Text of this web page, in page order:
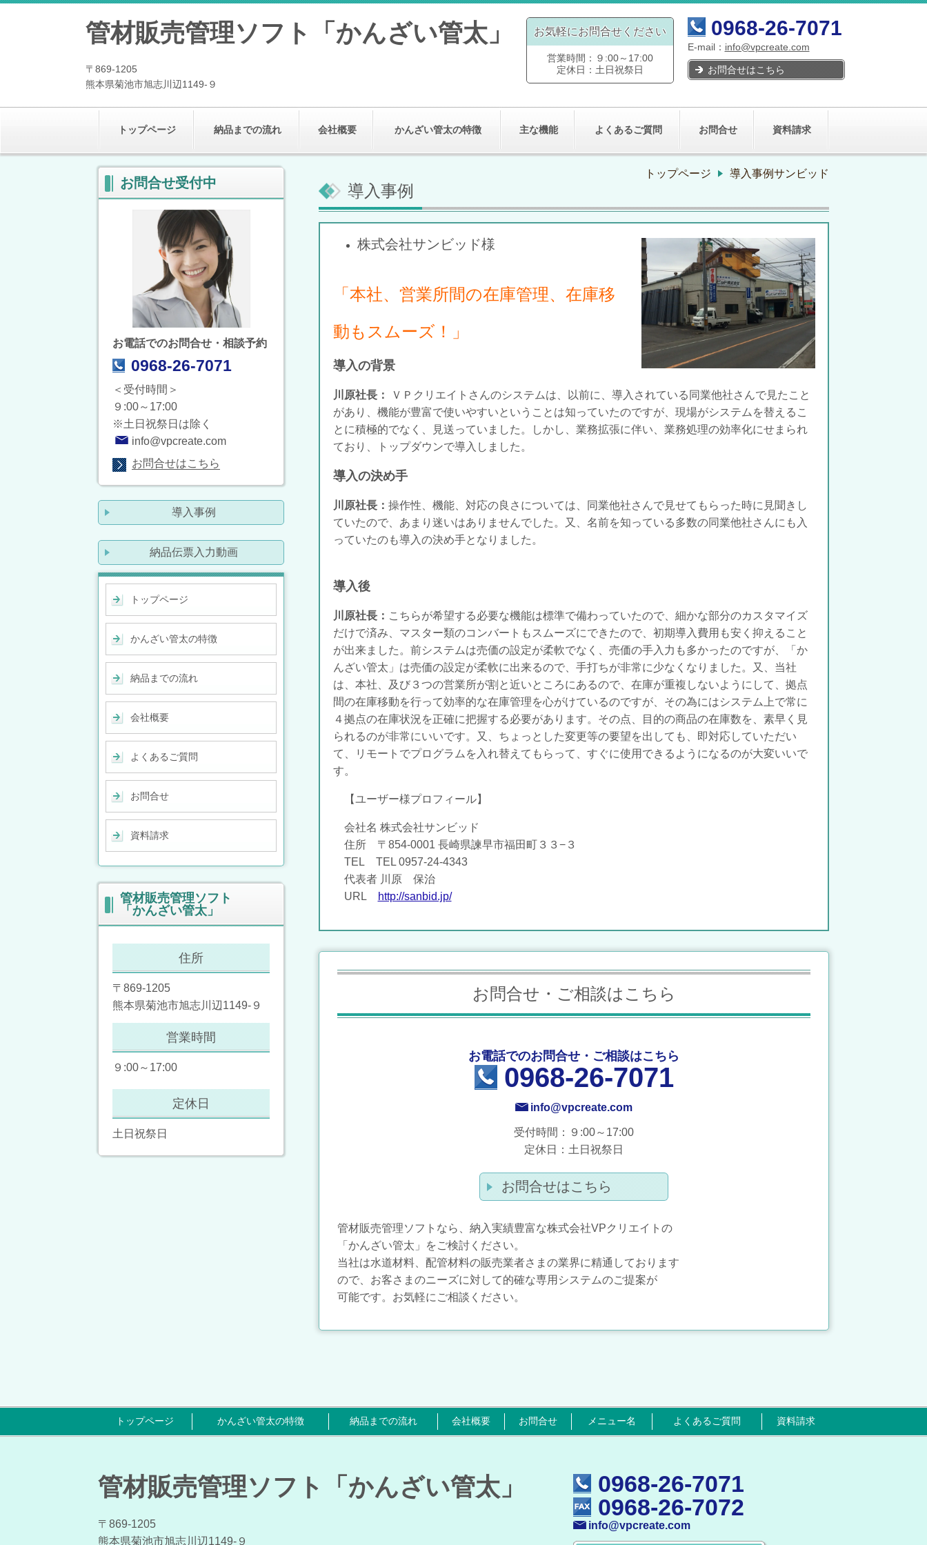
管材販売管理ソフト「かんざい管太」
〒869-1205
熊本県菊池市旭志川辺1149-９
お気軽にお問合せください
営業時間：９:00～17:00
定休日：土日祝祭日
0968-26-7071
E-mail： info@vpcreate.com
お問合せはこちら
トップページ 納品までの流れ 会社概要 かんざい管太の特徴 主な機能 よくあるご質問 お問合せ 資料請求
トップページ 導入事例サンビッド
導入事例
株式会社サンビッド様
「本社、営業所間の在庫管理、在庫移
動もスムーズ！」
導入の背景
川原社長：
ＶＰクリエイトさんのシステムは、以前に、導入されている同業他社さんで見たこと
があり、機能が豊富で使いやすいということは知っていたのですが、現場がシステムを替えるこ
とに積極的でなく、見送っていました。しかし、業務拡張に伴い、業務処理の効率化にせまられ
ており、トップダウンで導入しました。
導入の決め手
川原社長： 操作性、機能、対応の良さについては、同業他社さんで見せてもらった時に見聞きし
ていたので、あまり迷いはありませんでした。又、名前を知っている多数の同業他社さんにも入
っていたのも導入の決め手となりました。
導入後
川原社長： こちらが希望する必要な機能は標準で備わっていたので、細かな部分のカスタマイズ
だけで済み、マスター類のコンバートもスムーズにできたので、初期導入費用も安く抑えること
が出来ました。前システムは売価の設定が柔軟でなく、売価の手入力も多かったのですが、「か
んざい管太」は売価の設定が柔軟に出来るので、手打ちが非常に少なくなりました。又、当社
は、本社、及び３つの営業所が割と近いところにあるので、在庫が重複しないようにして、拠点
間の在庫移動を行って効率的な在庫管理を心がけているのですが、その為にはシステム上で常に
４拠点の在庫状況を正確に把握する必要があります。その点、目的の商品の在庫数を、素早く見
られるのが非常にいいです。又、ちょっとした変更等の要望を出しても、即対応していただい
て、リモートでプログラムを入れ替えてもらって、すぐに使用できるようになるのが大変いいで
す。
【ユーザー様プロフィール】
会社名 株式会社サンビッド
住所 〒854-0001 長崎県諫早市福田町３３−３
TEL TEL 0957-24-4343
代表者 川原 保治
URL
http://sanbid.jp/
お問合せ・ご相談はこちら
お電話でのお問合せ・ご相談はこちら
0968-26-7071
info@vpcreate.com
受付時間：９:00～17:00
定休日：土日祝祭日
お問合せはこちら
管材販売管理ソフトなら、納入実績豊富な株式会社VPクリエイトの
「かんざい管太」をご検討ください。
当社は水道材料、配管材料の販売業者さまの業界に精通しております
ので、お客さまのニーズに対して的確な専用システムのご提案が
可能です。お気軽にご相談ください。
お問合せ受付中
お電話でのお問合せ・相談予約
0968-26-7071
＜受付時間＞
９:00～17:00
※土日祝祭日は除く
info@vpcreate.com
お問合せはこちら
導入事例
納品伝票入力動画
トップページ
かんざい管太の特徴
納品までの流れ
会社概要
よくあるご質問
お問合せ
資料請求
管材販売管理ソフト
「かんざい管太」
住所
〒869-1205
熊本県菊池市旭志川辺1149-９
営業時間
９:00～17:00
定休日
土日祝祭日
トップページ かんざい管太の特徴 納品までの流れ 会社概要 お問合せ メニュー名 よくあるご質問 資料請求
管材販売管理ソフト「かんざい管太」
〒869-1205
熊本県菊池市旭志川辺1149-９
0968-26-7071
0968-26-7072
info@vpcreate.com